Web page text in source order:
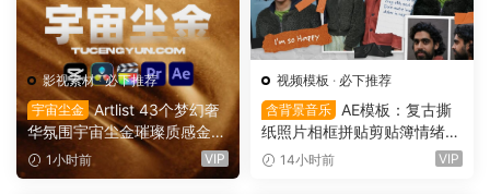
影视素材·必下推荐
宇宙尘金 Artlist 43个梦幻奢
华氛围宇宙尘金璀璨质感金色
粒子流动慢动作8K视频素材
背景素材（16165）
1小时前 VIP
视频模板 · 必下推荐
含背景音乐
AE模板：复古撕
纸照片相框拼贴剪贴簿情绪板
旅游日记手账电影VLOG短片
14小时前 VIP